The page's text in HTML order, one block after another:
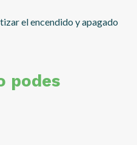
el encendido y apagado
podes